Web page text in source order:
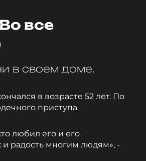
все
в своем доме.
в возрасте 52 лет. По
приступа.
любил его и его
и радость многим людям», -